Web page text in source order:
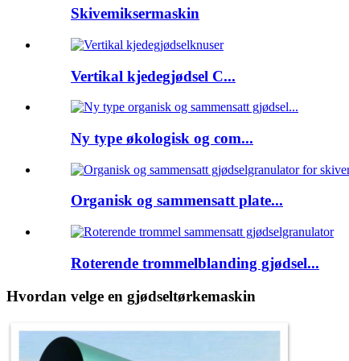
Skivemiksermaskin
Vertikal kjedegjødsel C...
Ny type økologisk og com...
Organisk og sammensatt plate...
Roterende trommelblanding gjødsel...
Hvordan velge en gjødseltørkemaskin